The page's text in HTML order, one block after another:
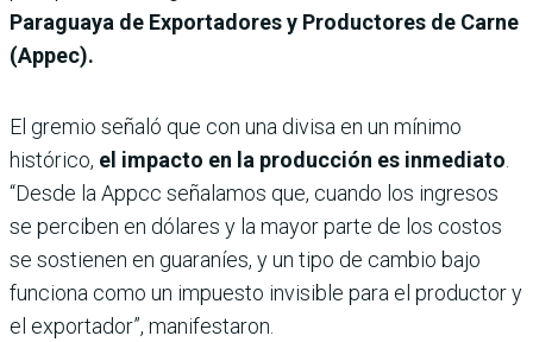
Paraguaya de Exportadores y Productores de Carne
(Appec).
El gremio señaló que con una divisa en un mínimo
histórico, el impacto en la producción es inmediato.
“Desde la Appcc señalamos que, cuando los ingresos
se perciben en dólares y la mayor parte de los costos
se sostienen en guaraníes, y un tipo de cambio bajo
funciona como un impuesto invisible para el productor y
el exportador”, manifestaron.